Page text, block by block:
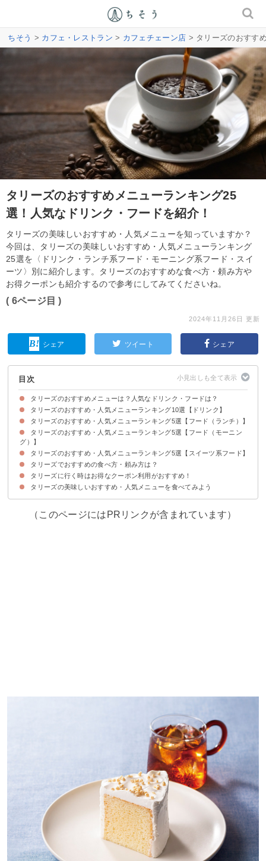
ちそう > カフェ・レストラン > カフェチェーン店 > タリーズのおすす
タリーズのおすすめメニューランキング25
選！人気なドリンク・フードを紹介！
タリーズの美味しいおすすめ・人気メニューを知っていますか？
今回は、タリーズの美味しいおすすめ・人気メニューランキング
25選を〈ドリンク・ランチ系フード・モーニング系フード・スイ
ーツ〉別に紹介します。タリーズのおすすめな食べ方・頼み方や
お得クーポンも紹介するので参考にしてみてくださいね。
( 6ページ目 )
2024年11月26日 更新
シェア ツイート シェア
目次
タリーズのおすすめメニューは？人気なドリンク・フードは？
タリーズのおすすめ・人気メニューランキング10選【ドリンク】
10位：ほうじ茶ラテ（税込485円）
9位：ミルキーフラットホワイト（税込540円）
8位：エスプレッソシェイク（税込650円）
7位：ココアラテ（税込495円）
6位：水出しアイスコーヒー（税込455円）
5位：キャラメルラテwithソルティーキャラメルラテ（税込550円）
4位：本日のコーヒー（税込400円）
3位：ロイヤルミルクティー（税込475円）
2位：ソイラテ（税込495円）
1位：ハニーミルクラテ（税込500円）
タリーズのおすすめ・人気メニューランキング5選【フード（ランチ）】
5位：ピッツア マルゲリータ（税込528円）
4位：野菜仕立てのラザニアプレート（税込968円）
3位：牛ひき肉の贅沢ボロネーゼ（税込815円）
2位：釜揚げしらすと水菜の瀬戸内レモンパスタ～青唐辛子風味～
1位：畑の恵みのタコライス（税込968円）
タリーズのおすすめ・人気メニューランキング5選【フード（モーニン
グ）】
5位：ボールパークドッグ（税込345円）
4位：厚切りトースト ツナチーズメルト（税込385円）
3位：ホットサンドハム＆スクランブルエッグ（税込308円）
2位：フレンチトースト（税込）
1位：たっぷりタマゴサンド（税込363円）
タリーズのおすすめ・人気メニューランキング5選【スイーツ系フード】
5位：ミルクレープブリュレ（495円）
4位：和三盆と大豆粉のシフォン（税込495円）
3位：ニューヨークチーズケーキ（税込473円）
2位：クラシックズコット ピーチ＆アーモンド（税込495円）
1位：ピュアメープルとバターのパンケーキ（705円）
タリーズでおすすめの食べ方・頼み方は？
①ドリンクはカスタマイズがおすすめ
②フードはセットメニューでお得に注文しよう
タリーズに行く時はお得なクーポン利用がおすすめ！
タリーズの美味しいおすすめ・人気メニューを食べてみよう
（このページにはPRリンクが含まれています）